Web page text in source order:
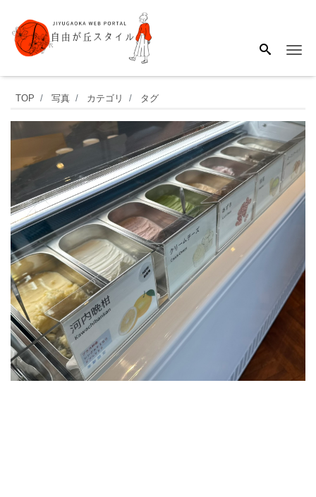
2025
年
7
月
11
日
に
新
規
オ
ー
プ
ン
し
TOP 写真 カテゴリ タグ